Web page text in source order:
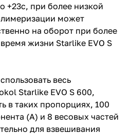
+23с, при более низкой
может
на оборот при более
жизни Starlike EVO S
весь
Starlike EVO S 600,
в таких пропорциях, 100
(А) и 8 весовых частей
для взвешивания